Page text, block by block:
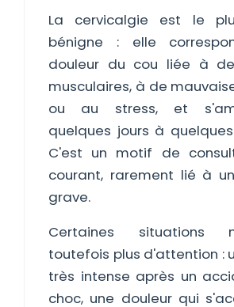
La cervicalgie est le
bénigne : elle
douleur du cou liée à
musculaires, à de
ou au stress, et
quelques jours à
C'est un motif de
courant, rarement lié à
grave.
Certaines situations
toutefois plus d'attention :
très intense après un
choc, une douleur qui